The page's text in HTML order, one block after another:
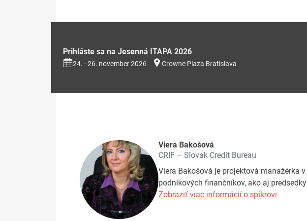
Prihláste sa na Jesenná ITAPA 2026
24. - 26. november 2026 Crowne Plaza Bratislava
Viera Bakošová
CRIF – Slovak Credit Bureau
Viera Bakošová je projektová manažérka
podnikových finančníkov, ako aj
Zobraziť viac informácií o spíkrovi